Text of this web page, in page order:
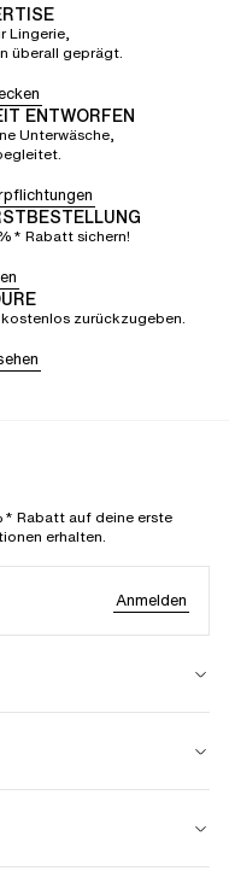
Lingerie,
überall geprägt.
ENTWORFEN
Unterwäsche,
Rabatt sichern!
zurückzugeben.
Rabatt auf deine erste
erhalten.
Anmelden